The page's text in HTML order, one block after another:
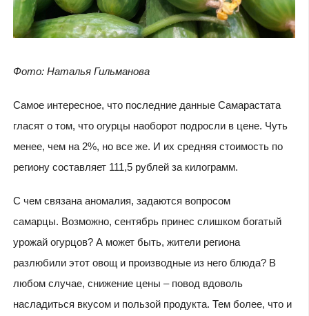
Фото: Наталья Гильманова
Самое интересное, что последние данные Самарастата
гласят о том, что огурцы наоборот подросли в цене. Чуть
менее, чем на 2%, но все же. И их средняя стоимость по
региону составляет 111,5 рублей за килограмм.
С чем связана аномалия, задаются вопросом
самарцы. Возможно, сентябрь принес слишком богатый
урожай огурцов? А может быть, жители региона
разлюбили этот овощ и производные из него блюда? В
любом случае, снижение цены – повод вдоволь
насладиться вкусом и пользой продукта. Тем более, что и